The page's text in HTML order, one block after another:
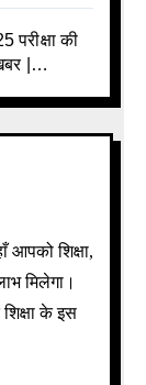
की
|
आपको शिक्षा,
मिलेगा।
के इस